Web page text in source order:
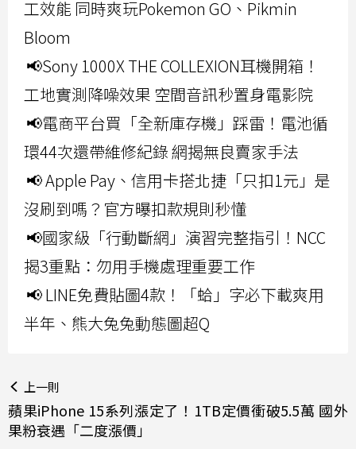
工效能 同時爽玩Pokemon GO、Pikmin
Bloom
📢Sony 1000X THE COLLEXION耳機開箱！
工地實測降噪效果 空間音訊秒置身電影院
📢電商平台買「全新庫存機」踩雷！電池循
環44次還帶維修紀錄 網揭無良賣家手法
📢 Apple Pay、信用卡搭北捷「只扣1元」是
沒刷到嗎？官方曝扣款規則秒懂
📢國家級「行動斷網」演習完整指引！NCC
揭3重點：勿用手機處理重要工作
📢 LINE免費貼圖4款！「蛤」字必下載爽用
半年、熊大兔兔動態圖超Q
上一則
蘋果iPhone 15系列漲定了！1TB定價衝破5.5萬 國外
果粉衰遇「二度漲價」